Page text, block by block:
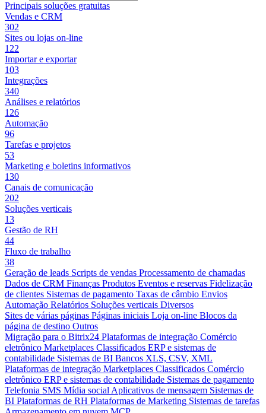
Principais soluções gratuitas
Vendas e CRM
302
Sites ou lojas on-line
122
Importar e exportar
103
Integrações
340
Análises e relatórios
126
Automação
96
Tarefas e projetos
53
Marketing e boletins informativos
130
Canais de comunicação
202
Soluções verticais
13
Gestão de RH
44
Fluxo de trabalho
38
Geração de leads Scripts de vendas Processamento de chamadas
Dados de CRM Finanças Produtos Eventos e reservas Fidelização
de clientes Sistemas de pagamento Taxas de câmbio Envios
Automação Relatórios Soluções verticais Diversos
Sites de várias páginas Páginas iniciais Loja on-line Blocos da
página de destino Outros
Migração para o Bitrix24 Plataformas de integração Comércio
eletrônico Marketplaces Classificados ERP e sistemas de
contabilidade Sistemas de BI Bancos XLS, CSV, XML
Plataformas de integração Marketplaces Classificados Comércio
eletrônico ERP e sistemas de contabilidade Sistemas de pagamento
Telefonia SMS Mídia social Aplicativos de mensagem Sistemas de
BI Plataformas de RH Plataformas de Marketing Sistemas de tarefas